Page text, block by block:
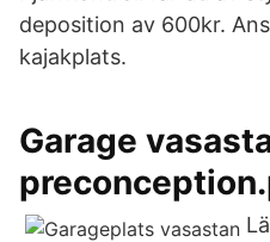
deposition av 600kr.
kajakplats.
Garage